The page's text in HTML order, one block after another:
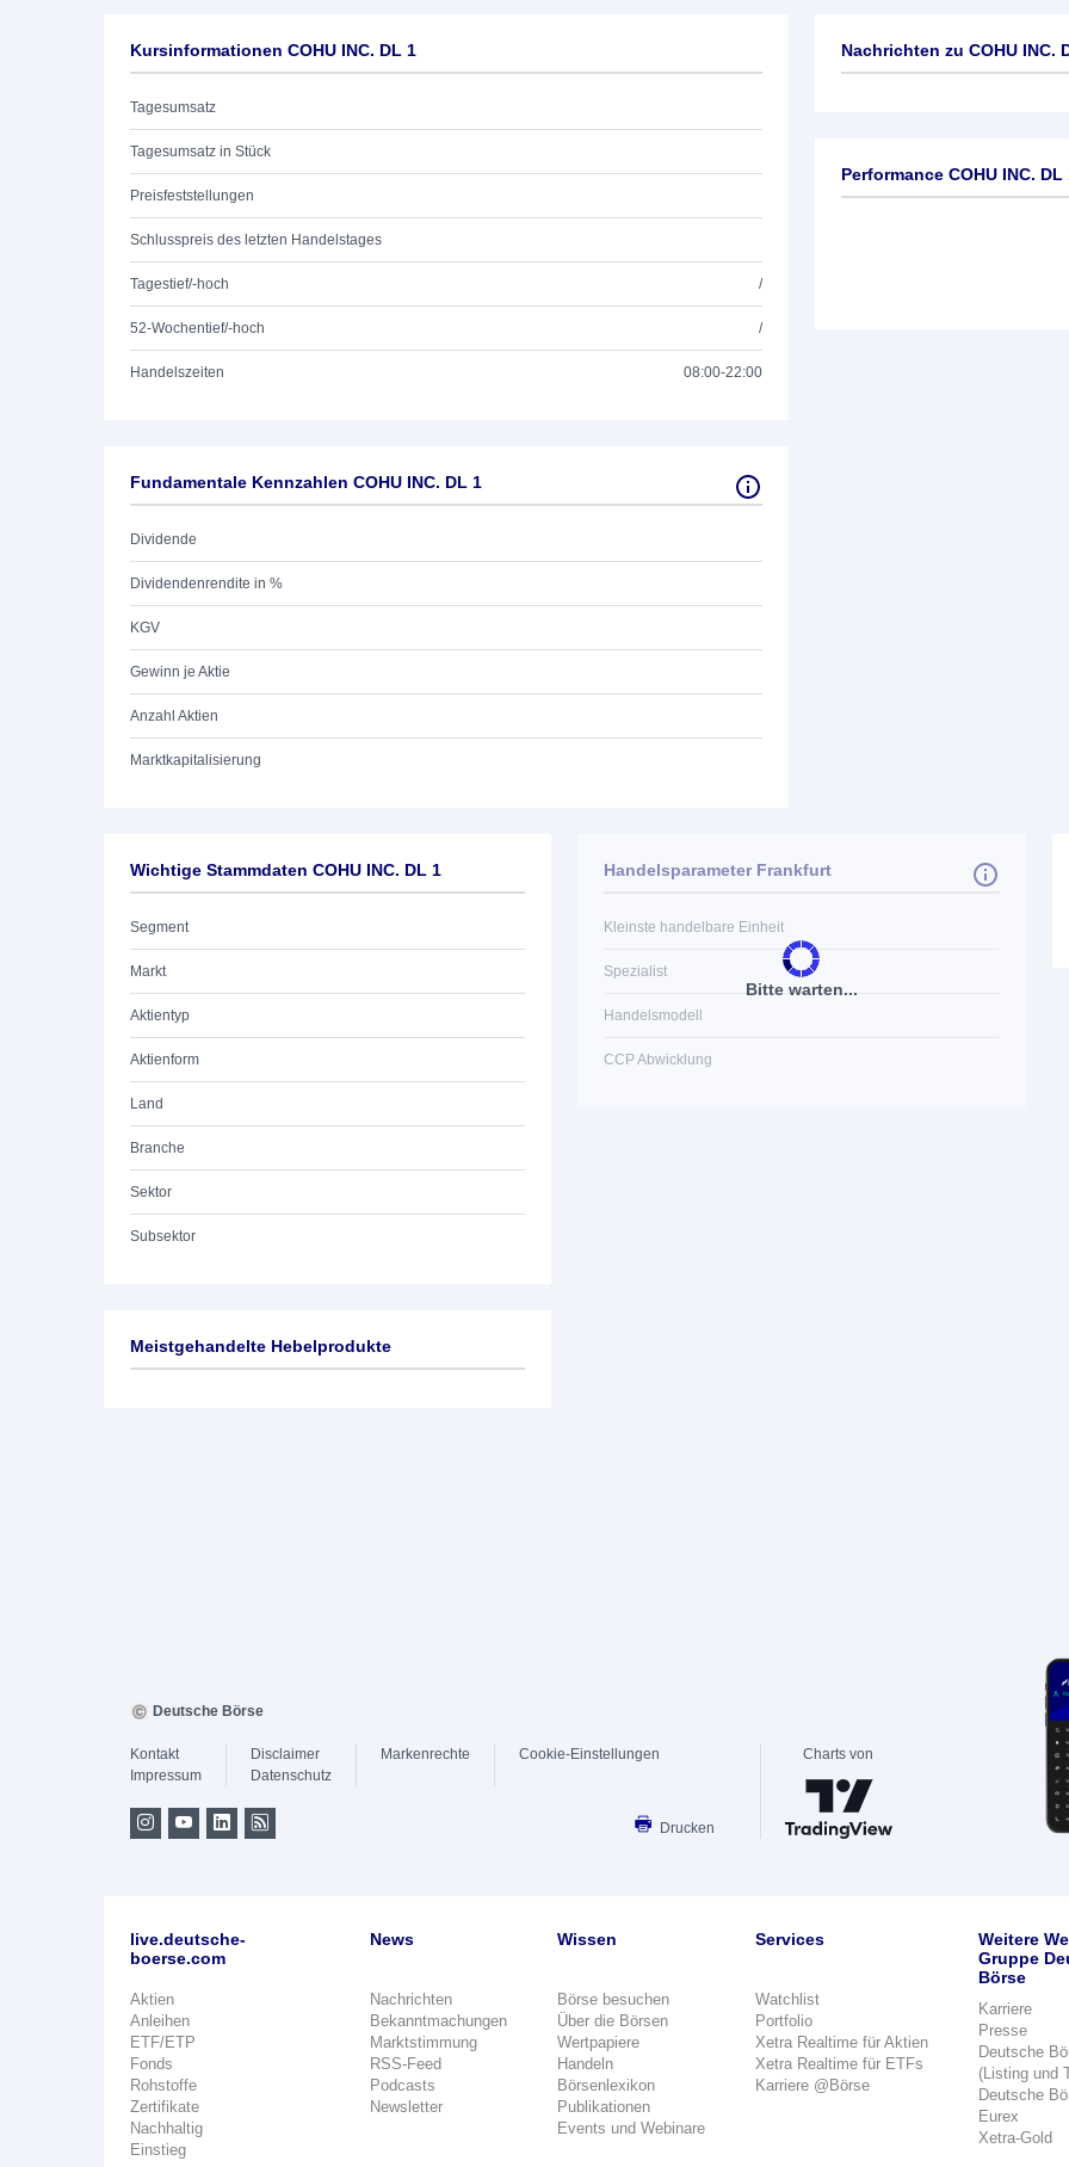
Kursinformationen COHU INC. DL 1
Tagesumsatz
Tagesumsatz in Stück
Preisfeststellungen
Schlusspreis des letzten Handelstages
Tagestief/-hoch /
52-Wochentief/-hoch /
Handelszeiten 08:00-22:00
Fundamentale Kennzahlen COHU INC. DL 1
Dividende
Dividendenrendite in %
KGV
Gewinn je Aktie
Anzahl Aktien
Marktkapitalisierung
Nachrichten zu COHU INC.
Performance COHU INC. DL
Wichtige Stammdaten COHU INC. DL 1
Segment
Markt
Aktientyp
Aktienform
Land
Branche
Sektor
Subsektor
Bitte warten...
Handelsparameter Frankfurt
Kleinste handelbare Einheit
Spezialist
Handelsmodell
CCP Abwicklung
Meistgehandelte Hebelprodukte
Deutsche Börse
Kontakt
Impressum
Disclaimer
Datenschutz
Markenrechte Cookie-Einstellungen
Drucken
Charts von
live.deutsche-
boerse.com
Aktien
Anleihen
ETF/ETP
Fonds
Rohstoffe
Zertifikate
Nachhaltig
Einstieg
News
Nachrichten
Bekanntmachungen
Marktstimmung
RSS-Feed
Podcasts
Newsletter
Wissen
Börse besuchen
Über die Börsen
Wertpapiere
Handeln
Börsenlexikon
Publikationen
Events und Webinare
Services
Watchlist
Portfolio
Xetra Realtime für Aktien
Xetra Realtime für ETFs
Karriere @Börse
Weitere
Gruppe
Börse
Karriere
Presse
Deutsche
(Listing und
Deutsche
Eurex
Xetra-Gold